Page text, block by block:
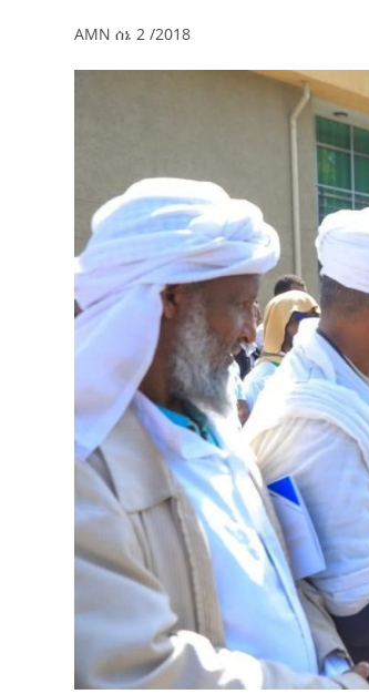
August 5, 2026
2ኛው የአዲስ ሚዲያ
ሠራተኞች ስፖርት
አሸናፊነት ተጠናቀቀ
August 1, 2026
AMN ሰኔ 2 /2018